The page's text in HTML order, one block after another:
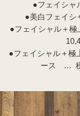
●フェイシ
●美白フェイ
●フェイシャル
●フェイシャル＋極
ース … 税